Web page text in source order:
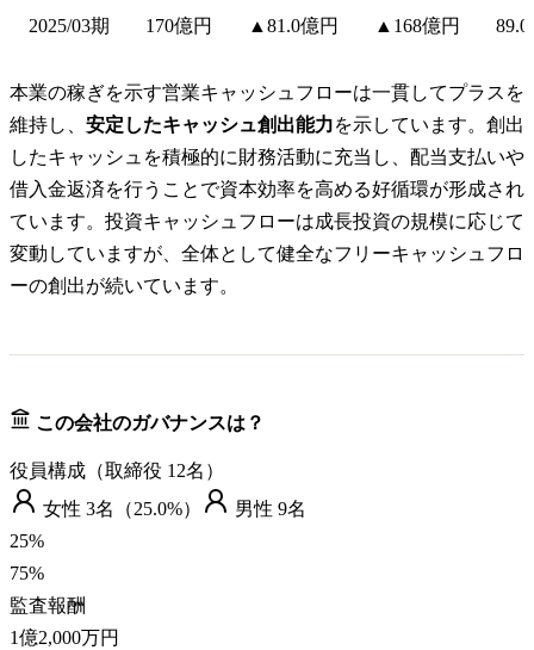
2025/03期 170億円 ▲81.0億円 ▲168億円
本業の稼ぎを示す営業キャッシュフローは一貫してプラスを
維持し、 安定したキャッシュ創出能力を示しています。創出
したキャッシュを積極的に財務活動に充当し、配当支払いや
借入金返済を行うことで資本効率を高める好循環が形成され
ています。投資キャッシュフローは成長投資の規模に応じて
変動していますが、全体として健全なフリーキャッシュフロ
ーの創出が続いています。
この会社のガバナンスは？
役員構成（取締役 12名）
女性 3名（25.0%） 男性 9名
25%
75%
監査報酬
1億2,000万円